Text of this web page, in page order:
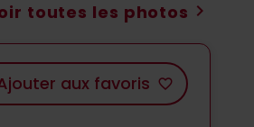
toutes les photos chevron_right
aux favoris favorite_border